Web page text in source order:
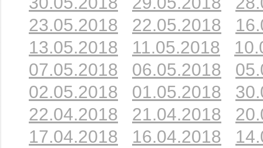
23.05.2018
22.05.2018
13.05.2018
11.05.2018
07.05.2018
06.05.2018
02.05.2018
01.05.2018
22.04.2018
21.04.2018
17.04.2018
16.04.2018